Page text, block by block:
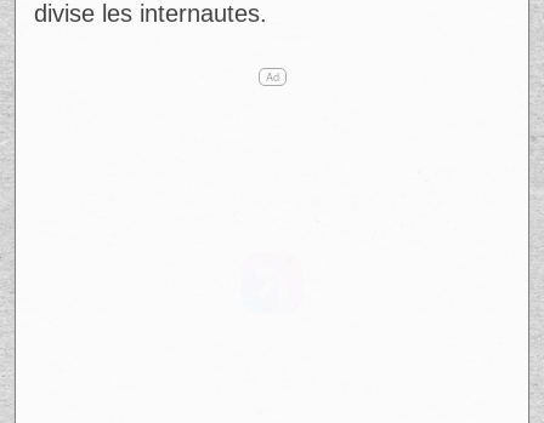
divise les internautes.
Ad